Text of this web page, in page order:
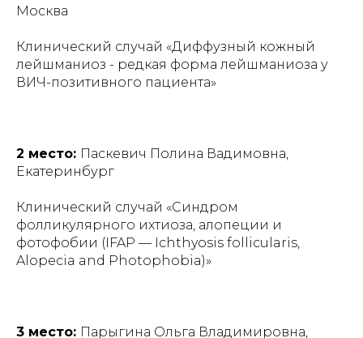
Москва
Клинический случай «Диффузный кожный
лейшманиоз - редкая форма лейшманиоза у
ВИЧ-позитивного пациента»
2 место: Паскевич Полина Вадимовна,
Екатеринбург
Клинический случай «Синдром
фолликулярного ихтиоза, алопеции и
фотофобии (IFAP — Ichthyosis follicularis,
Alopecia and Photophobia)»
3 место: Парыгина Ольга Владимировна,